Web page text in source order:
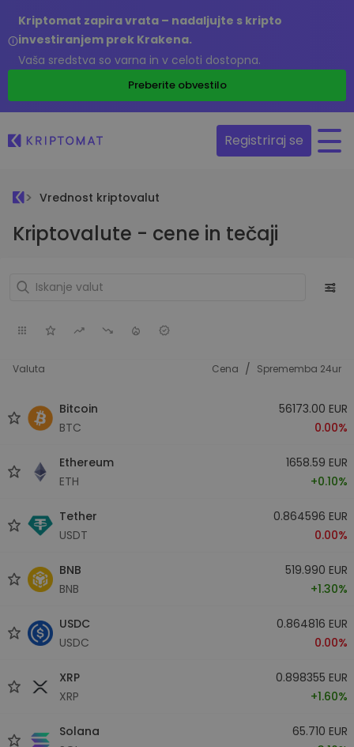
Kriptomat zapira vrata – nadaljujte s kripto
investiranjem prek Krakena.
Vaša sredstva so varna in v celoti dostopna.
Preberite obvestilo
Registriraj se
Vrednost kriptovalut
Kriptovalute - cene in tečaji
Valuta Cena / Sprememba 24ur
Bitcoin
BTC
56173.00 EUR
0.00%
Ethereum
ETH
1658.59 EUR
+0.10%
Tether
USDT
0.864596 EUR
0.00%
BNB
BNB
519.990 EUR
+1.30%
USDC
USDC
0.864816 EUR
0.00%
XRP
XRP
0.898355 EUR
+1.60%
Solana
65.710 EUR